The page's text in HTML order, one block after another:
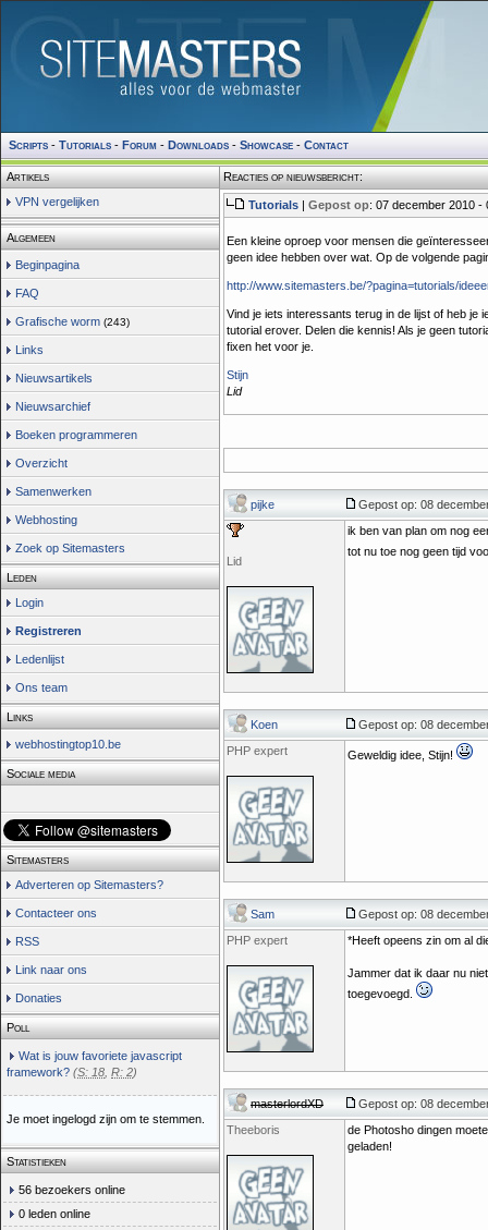
Scripts - Tutorials - Forum - Downloads - Showcase - Contact
Artikels
VPN vergelijken
Algemeen
Beginpagina
FAQ
Grafische worm (243)
Links
Nieuwsartikels
Nieuwsarchief
Boeken programmeren
Overzicht
Samenwerken
Webhosting
Zoek op Sitemasters
Leden
Login
Registreren
Ledenlijst
Ons team
Links
webhostingtop10.be
Sociale media
Sitemasters
Adverteren op Sitemasters?
Contacteer ons
RSS
Link naar ons
Donaties
Poll
Wat is jouw favoriete javascript
framework? (S: 18 R: 2)
Je moet ingelogd zijn om te stemmen.
Statistieken
56 bezoekers online
0 leden online
Reacties op nieuwsbericht:
Tutorials | Gepost op: 07 december 2010 -
Een kleine oproep voor mensen die
geen idee hebben over wat. Op de volgende
http://www.sitemasters.be/?pagina=tutorials/
Vind je iets interessants terug in de lijst of heb
tutorial erover. Delen die kennis! Als je geen
fixen het voor je.
Stijn
Lid
pijke Gepost op: 08
Lid
ik ben van plan om nog
tot nu toe nog geen tijd
Koen
Gepost op: 08
PHP expert
Geweldig idee, Stijn!
Sam
Gepost op: 08
PHP expert
*Heeft opeens zin om al
Jammer dat ik daar nu
toegevoegd.
masterlordXD
Gepost op: 08
Theeboris
de Photosho dingen
geladen!